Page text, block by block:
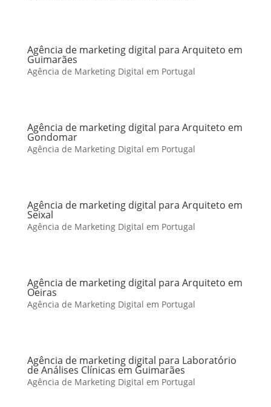
Agência de marketing digital para Arquiteto em
Guimarães
Agência de Marketing Digital em Portugal
Agência de marketing digital para Arquiteto em
Gondomar
Agência de Marketing Digital em Portugal
Agência de marketing digital para Arquiteto em
Seixal
Agência de Marketing Digital em Portugal
Agência de marketing digital para Arquiteto em
Oeiras
Agência de Marketing Digital em Portugal
Agência de marketing digital para Laboratório
de Análises Clínicas em Guimarães
Agência de Marketing Digital em Portugal